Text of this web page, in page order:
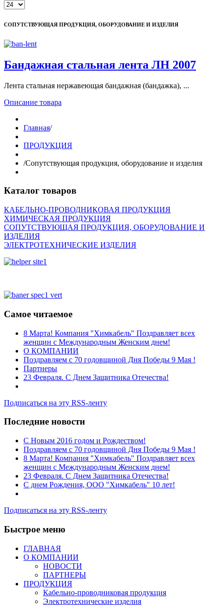
СОПУТСТВУЮЩАЯ ПРОДУКЦИЯ, ОБОРУДОВАНИЕ И ИЗДЕЛИЯ
Бандажная стальная лента ЛН 2007
Лента стальная нержавеющая бандажная (бандажка), ...
Описание товара
Главная/
ПРОДУКЦИЯ
/Сопутствующая продукция, оборудование и изделия
Каталог товаров
КАБЕЛЬНО-ПРОВОДНИКОВАЯ ПРОДУКЦИЯ
ХИМИЧЕСКАЯ ПРОДУКЦИЯ
СОПУТСТВУЮЩАЯ ПРОДУКЦИЯ, ОБОРУДОВАНИЕ И
ИЗДЕЛИЯ
ЭЛЕКТРОТЕХНИЧЕСКИЕ ИЗДЕЛИЯ
Самое читаемое
8 Марта! Компания "Химкабель" Поздравляет всех
женщин с Международным Женским днем!
О КОМПАНИИ
Поздравляем с 70 годовщиной Дня Победы 9 Мая !
Партнеры
23 Февраля. С Днем Защитника Отечества!
Подписаться на эту RSS-ленту
Последние новости
C Новым 2016 годом и Рождеством!
Поздравляем с 70 годовщиной Дня Победы 9 Мая !
8 Марта! Компания "Химкабель" Поздравляет всех
женщин с Международным Женским днем!
23 Февраля. С Днем Защитника Отечества!
С днем Рождения, ООО "Химкабель" 10 лет!
Подписаться на эту RSS-ленту
Быстрое меню
ГЛАВНАЯ
О КОМПАНИИ
НОВОСТИ
ПАРТНЕРЫ
ПРОДУКЦИЯ
Кабельно-проводниковая продукция
Электротехнические изделия